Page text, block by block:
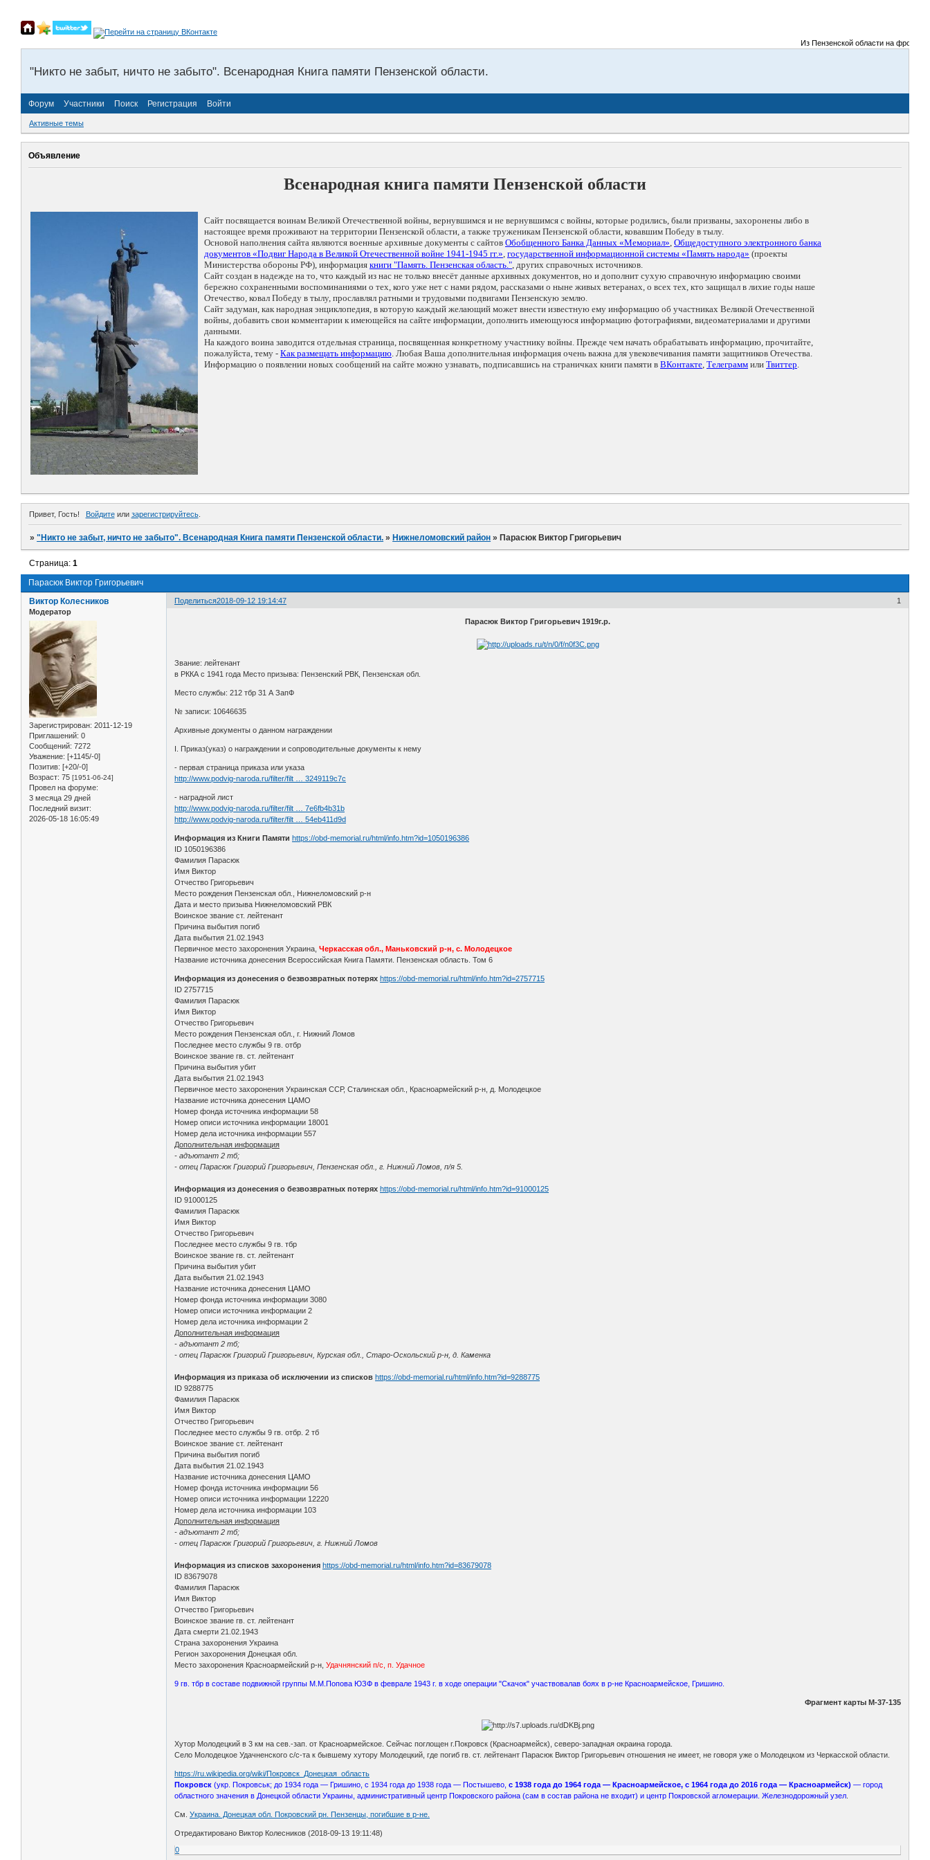
Из Пензенской области на фронты
"Никто не забыт, ничто не забыто". Всенародная Книга памяти Пензенской области.
Форум Участники Поиск Регистрация Войти
Активные темы
Объявление
Всенародная книга памяти Пензенской области
Сайт посвящается воинам Великой Отечественной войны, вернувшимся и не вернувшимся с войны, которые родились, были призваны, захоронены либо в
настоящее время проживают на территории Пензенской области, а также труженикам Пензенской области, ковавшим Победу в тылу.
Основой наполнения сайта являются военные архивные документы с сайтов Обобщенного Банка Данных «Мемориал», Общедоступного электронного банка
документов «Подвиг Народа в Великой Отечественной войне 1941-1945 гг.», государственной информационной системы «Память народа» (проекты
Министерства обороны РФ), информация книги "Память. Пензенская область.", других справочных источников.
Сайт создан в надежде на то, что каждый из нас не только внесёт данные архивных документов, но и дополнит сухую справочную информацию своими
бережно сохраненными воспоминаниями о тех, кого уже нет с нами рядом, рассказами о ныне живых ветеранах, о всех тех, кто защищал в лихие годы наше
Отечество, ковал Победу в тылу, прославлял ратными и трудовыми подвигами Пензенскую землю.
Сайт задуман, как народная энциклопедия, в которую каждый желающий может внести известную ему информацию об участниках Великой Отечественной
войны, добавить свои комментарии к имеющейся на сайте информации, дополнить имеющуюся информацию фотографиями, видеоматериалами и другими
данными.
На каждого воина заводится отдельная страница, посвященная конкретному участнику войны. Прежде чем начать обрабатывать информацию, прочитайте,
пожалуйста, тему - Как размещать информацию. Любая Ваша дополнительная информация очень важна для увековечивания памяти защитников Отечества.
Информацию о появлении новых сообщений на сайте можно узнавать, подписавшись на страничках книги памяти в ВКонтакте, Телеграмм или Твиттер.
Привет, Гость! Войдитеили зарегистрируйтесь.
»"Никто не забыт, ничто не забыто". Всенародная Книга памяти Пензенской области. » Нижнеломовский район » Парасюк Виктор Григорьевич
Парасюк Виктор Григорьевич
Страница:1
Поделиться 1
2018-09-12 19:14:47
Виктор Колесников
Модератор
Зарегистрирован: 2011-12-19
Приглашений: 0
Сообщений: 7272
Уважение: [+1145/-0]
Позитив: [+20/-0]
Возраст: 75 [1951-06-24]
Провел на форуме:
3 месяца 29 дней
Последний визит:
2026-05-18 16:05:49
Парасюк Виктор Григорьевич 1919г.р.
Звание: лейтенант
в РККА с 1941 года Место призыва: Пензенский РВК, Пензенская обл.
Место службы: 212 тбр 31 А ЗапФ
№ записи: 10646635
Архивные документы о данном награждении
I. Приказ(указ) о награждении и сопроводительные документы к нему
- первая страница приказа или указа
http://www.podvig-naroda.ru/filter/filt … 3249119c7c
- наградной лист
http://www.podvig-naroda.ru/filter/filt … 7e6fb4b31b
http://www.podvig-naroda.ru/filter/filt … 54eb411d9d
Информация из Книги Памяти https://obd-memorial.ru/html/info.htm?id=1050196386
ID 1050196386
Фамилия Парасюк
Имя Виктор
Отчество Григорьевич
Место рождения Пензенская обл., Нижнеломовский р-н
Дата и место призыва Нижнеломовский РВК
Воинское звание ст. лейтенант
Причина выбытия погиб
Дата выбытия 21.02.1943
Первичное место захоронения Украина,Черкасская обл., Маньковский р-н, с. Молодецкое
Название источника донесения Всероссийская Книга Памяти. Пензенская область. Том 6
Информация из донесения о безвозвратных потерях https://obd-memorial.ru/html/info.htm?id=2757715
ID 2757715
Фамилия Парасюк
Имя Виктор
Отчество Григорьевич
Место рождения Пензенская обл., г. Нижний Ломов
Последнее место службы 9 гв. отбр
Воинское звание гв. ст. лейтенант
Причина выбытия убит
Дата выбытия 21.02.1943
Первичное место захоронения Украинская ССР, Сталинская обл., Красноармейский р-н, д. Молодецкое
Название источника донесения ЦАМО
Номер фонда источника информации 58
Номер описи источника информации 18001
Номер дела источника информации 557
Дополнительная информация
- адъютант 2 тб;
- отец Парасюк Григорий Григорьевич, Пензенская обл., г. Нижний Ломов, п/я 5.
Информация из донесения о безвозвратных потерях https://obd-memorial.ru/html/info.htm?id=91000125
ID 91000125
Фамилия Парасюк
Имя Виктор
Отчество Григорьевич
Последнее место службы 9 гв. тбр
Воинское звание гв. ст. лейтенант
Причина выбытия убит
Дата выбытия 21.02.1943
Название источника донесения ЦАМО
Номер фонда источника информации 3080
Номер описи источника информации 2
Номер дела источника информации 2
Дополнительная информация
- адъютант 2 тб;
- отец Парасюк Григорий Григорьевич, Курская обл., Старо-Оскольский р-н, д. Каменка
Информация из приказа об исключении из списков https://obd-memorial.ru/html/info.htm?id=9288775
ID 9288775
Фамилия Парасюк
Имя Виктор
Отчество Григорьевич
Последнее место службы 9 гв. отбр. 2 тб
Воинское звание ст. лейтенант
Причина выбытия погиб
Дата выбытия 21.02.1943
Название источника донесения ЦАМО
Номер фонда источника информации 56
Номер описи источника информации 12220
Номер дела источника информации 103
Дополнительная информация
- адъютант 2 тб;
- отец Парасюк Григорий Григорьевич, г. Нижний Ломов
Информация из списков захоронения https://obd-memorial.ru/html/info.htm?id=83679078
ID 83679078
Фамилия Парасюк
Имя Виктор
Отчество Григорьевич
Воинское звание гв. ст. лейтенант
Дата смерти 21.02.1943
Страна захоронения Украина
Регион захоронения Донецкая обл.
Место захоронения Красноармейский р-н,Удачнянский п/с, п. Удачное
9 гв. тбр в составе подвижной группы М.М.Попова ЮЗФ в феврале 1943 г. в ходе операции "Скачок" участвовалав боях в р-не Красноармейское, Гришино.
Фрагмент карты М-37-135
Хутор Молодецкий в 3 км на сев.-зап. от Красноармейское. Сейчас поглощен г.Покровск (Красноармейск), северо-западная окраина города.
Село Молодецкое Удачненского с/с-та к бывшему хутору Молодецкий, где погиб гв. ст. лейтенант Парасюк Виктор Григорьевич отношения не имеет, не говоря уже о Молодецком из Черкасской области.
https://ru.wikipedia.org/wiki/Покровск_Донецкая_область
Покровск (укр. Покровськ; до 1934 года — Гришино, с 1934 года до 1938 года — Постышево,с 1938 года до 1964 года — Красноармейское, с 1964 года до 2016 года — Красноармейск) — город
областного значения в Донецкой области Украины, административный центр Покровского района (сам в состав района не входит) и центр Покровской агломерации. Железнодорожный узел
См.Украина. Донецкая обл. Покровский рн. Пензенцы, погибшие в р-не.
Отредактировано Виктор Колесников (2018-09-13 19:11:48)
0